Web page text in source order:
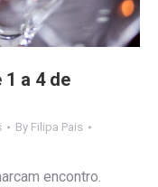
1 a 4 de
By Filipa Pais
encontro.